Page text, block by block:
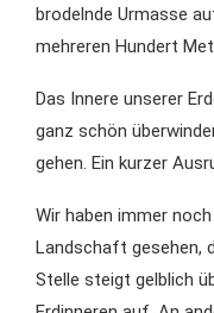
brodelnde Urmasse
mehreren Hundert
Das Innere unserer
ganz schön
gehen. Ein kurzer
Wir haben immer
Landschaft gesehen,
Stelle steigt gelblich